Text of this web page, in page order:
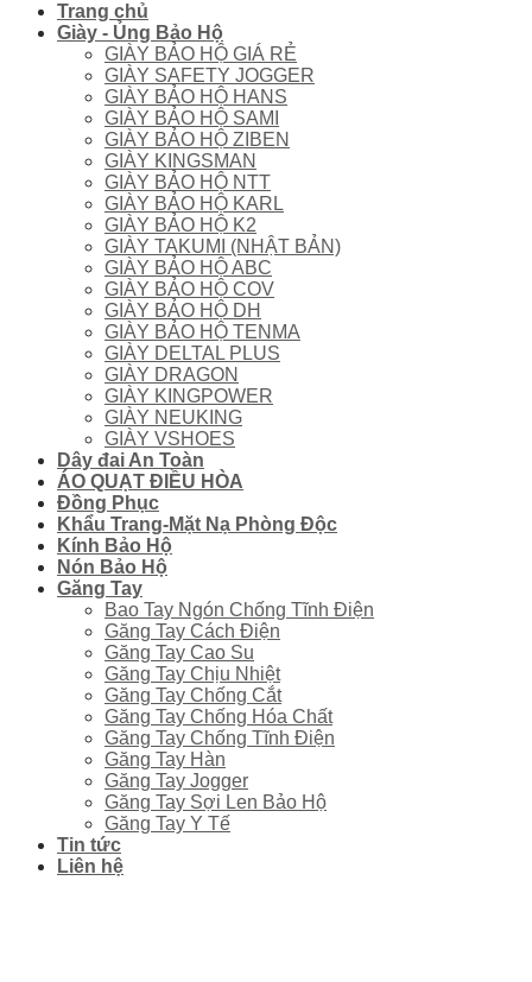
Trang chủ
Giày - Ủng Bảo Hộ
GIÀY BẢO HỘ GIÁ RẺ
GIÀY SAFETY JOGGER
GIÀY BẢO HỘ HANS
GIÀY BẢO HỘ SAMI
GIÀY BẢO HỘ ZIBEN
GIÀY KINGSMAN
GIÀY BẢO HỘ NTT
GIÀY BẢO HỘ KARL
GIÀY BẢO HỘ K2
GIÀY TAKUMI (NHẬT BẢN)
GIÀY BẢO HỘ ABC
GIÀY BẢO HỘ COV
GIÀY BẢO HỘ DH
GIÀY BẢO HỘ TENMA
GIÀY DELTAL PLUS
GIÀY DRAGON
GIÀY KINGPOWER
GIÀY NEUKING
GIÀY VSHOES
Dây đai An Toàn
ÁO QUẠT ĐIỀU HÒA
Đồng Phục
Khẩu Trang-Mặt Nạ Phòng Độc
Kính Bảo Hộ
Nón Bảo Hộ
Găng Tay
Bao Tay Ngón Chống Tĩnh Điện
Găng Tay Cách Điện
Găng Tay Cao Su
Găng Tay Chịu Nhiệt
Găng Tay Chống Cắt
Găng Tay Chống Hóa Chất
Găng Tay Chống Tĩnh Điện
Găng Tay Hàn
Găng Tay Jogger
Găng Tay Sợi Len Bảo Hộ
Găng Tay Y Tế
Tin tức
Liên hệ